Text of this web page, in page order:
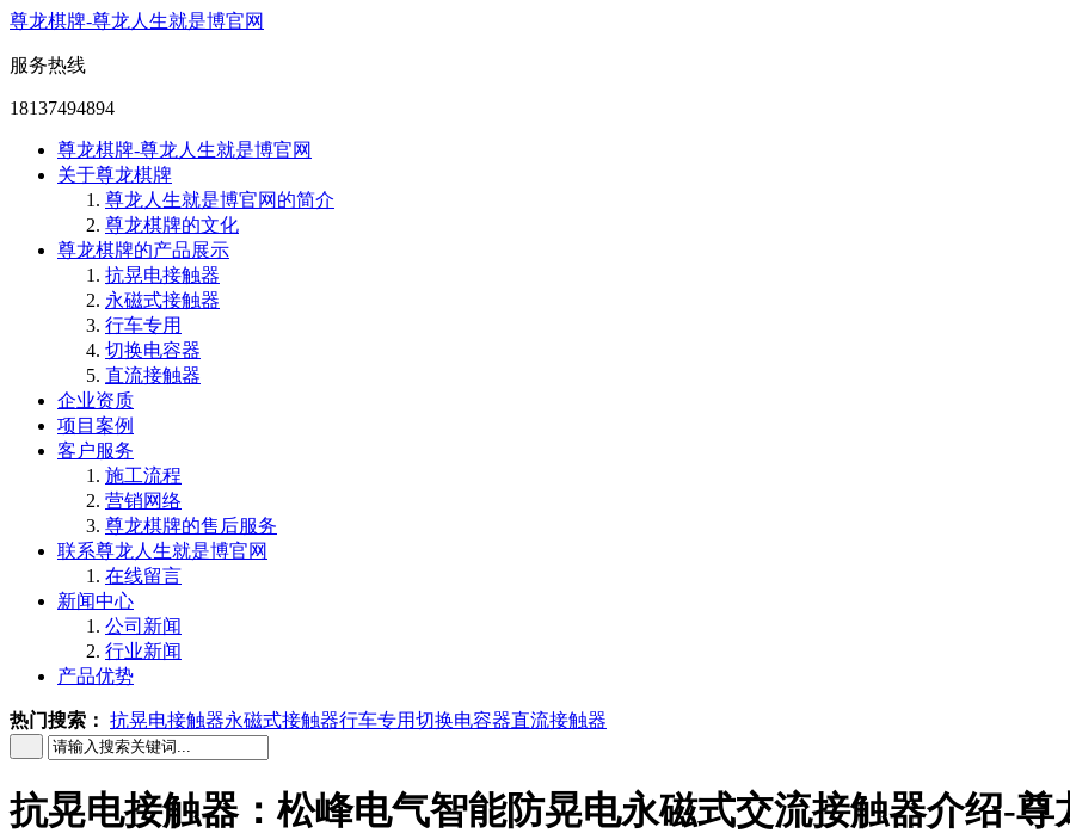
尊龙棋牌-尊龙人生就是博官网
服务热线
18137494894
尊龙棋牌-尊龙人生就是博官网
关于尊龙棋牌
尊龙人生就是博官网的简介
尊龙棋牌的文化
尊龙棋牌的产品展示
抗晃电接触器
永磁式接触器
行车专用
切换电容器
直流接触器
企业资质
项目案例
客户服务
施工流程
营销网络
尊龙棋牌的售后服务
联系尊龙人生就是博官网
在线留言
新闻中心
公司新闻
行业新闻
产品优势
热门搜索： 抗晃电接触器永磁式接触器行车专用切换电容器直流接触器
抗晃电接触器：松峰电气智能防晃电永磁式交流接触器介绍-尊